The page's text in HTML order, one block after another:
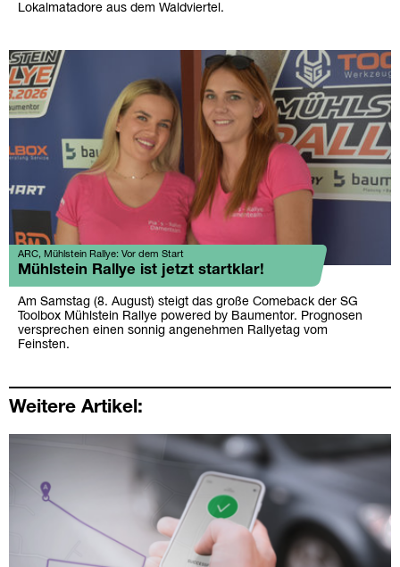
Lokalmatadore aus dem Waldviertel.
ARC, Mühlstein Rallye: Vor dem Start
Mühlstein Rallye ist jetzt startklar!
Am Samstag (8. August) steigt das große Comeback der SG
Toolbox Mühlstein Rallye powered by Baumentor. Prognosen
versprechen einen sonnig angenehmen Rallyetag vom
Feinsten.
Weitere Artikel: